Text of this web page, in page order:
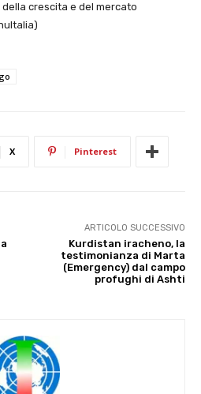
crescita e del mercato
X Pinterest
ARTICOLO SUCCESSIVO
Kurdistan iracheno, la
testimonianza di Marta
(Emergency) dal campo
profughi di Ashti